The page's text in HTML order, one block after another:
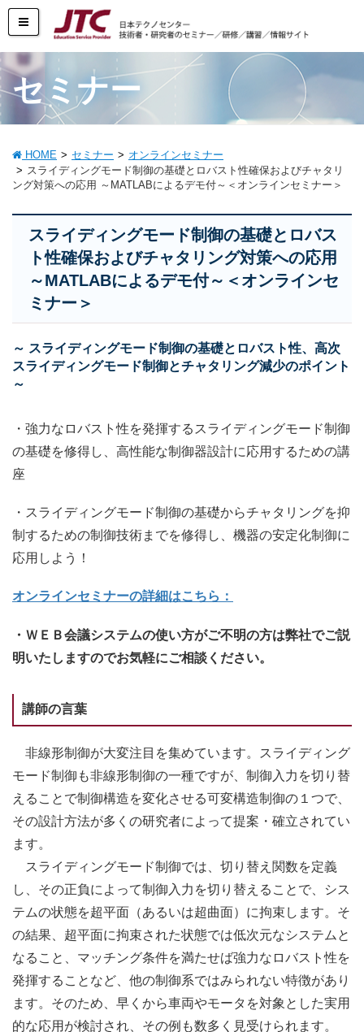
セミナー
HOME セミナー
オンラインセミナー
スライディングモード制御の基礎とロバスト性確保およびチャタリ
ング対策への応用 ～MATLABによるデモ付～＜オンラインセミナー＞
スライディングモード制御の基礎とロバス
ト性確保およびチャタリング対策への応用
～MATLABによるデモ付～＜オンラインセ
ミナー＞
～ スライディングモード制御の基礎とロバスト性、高次
スライディングモード制御とチャタリング減少のポイント
～
・強力なロバスト性を発揮するスライディングモード制御
の基礎を修得し、高性能な制御器設計に応用するための講
座
・スライディングモード制御の基礎からチャタリングを抑
制するための制御技術までを修得し、機器の安定化制御に
応用しよう！
オンラインセミナーの詳細はこちら：
・ＷＥＢ会議システムの使い方がご不明の方は弊社でご説
明いたしますのでお気軽にご相談ください。
講師の言葉
非線形制御が大変注目を集めています。スライディング
モード制御も非線形制御の一種ですが、制御入力を切り替
えることで制御構造を変化させる可変構造制御の１つで、
その設計方法が多くの研究者によって提案・確立されてい
ます。
スライディングモード制御では、切り替え関数を定義
し、その正負によって制御入力を切り替えることで、シス
テムの状態を超平面（あるいは超曲面）に拘束します。そ
の結果、超平面に拘束された状態では低次元なシステムと
なること、マッチング条件を満たせば強力なロバスト性を
発揮することなど、他の制御系ではみられない特徴があり
ます。そのため、早くから車両やモータを対象とした実用
的な応用が検討され、その例も数多く見受けられます。